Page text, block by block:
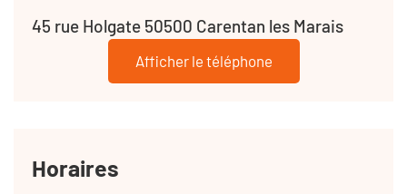
45 rue Holgate 50500 Carentan les Marais
Afficher le téléphone
Horaires